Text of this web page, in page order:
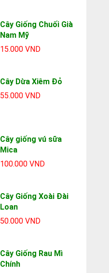
Cây Giống Chuối Già
Nam Mỹ
15.000 VND
Cây Dừa Xiêm Đỏ
55.000 VND
Cây giống vú sữa
Mica
100.000 VND
Cây Giống Xoài Đài
Loan
50.000 VND
Cây Giống Rau Mì
Chính